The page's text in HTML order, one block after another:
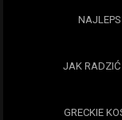
JAK RADZIĆ
GRECKIE